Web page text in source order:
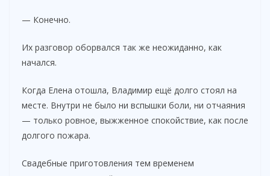
— Конечно.
Их разговор оборвался так же неожиданно, как
начался.
Когда Елена отошла, Владимир ещё долго стоял на
месте. Внутри не было ни вспышки боли, ни отчаяния
— только ровное, выжженное спокойствие, как после
долгого пожара.
Свадебные приготовления тем временем